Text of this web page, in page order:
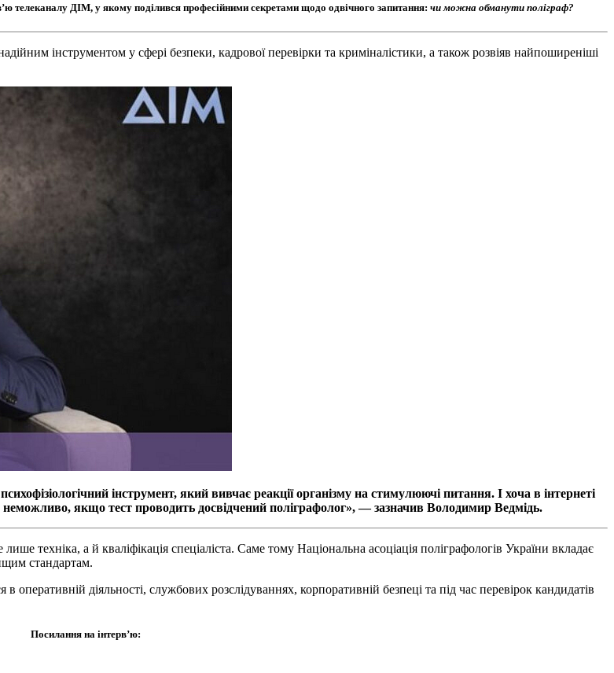
телеканалу ДІМ, у якому поділився професійними секретами щодо одвічного запитання: чи можна обманути поліграф?
інструментом у сфері безпеки, кадрової перевірки та криміналістики, а також розвіяв найпоширеніші
інструмент, який вивчає реакції організму на стимулюючі питання. І хоча в інтернеті
якщо тест проводить досвідчений поліграфолог», — зазначив Володимир Ведмідь.
техніка, а й кваліфікація спеціаліста. Саме тому Національна асоціація поліграфологів України вкладає
стандартам.
діяльності, службових розслідуваннях, корпоративній безпеці та під час перевірок кандидатів
Посилання на інтерв’ю: